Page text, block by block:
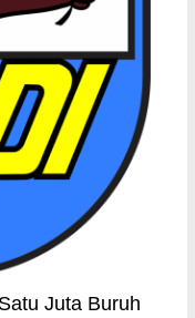
Juta Buruh